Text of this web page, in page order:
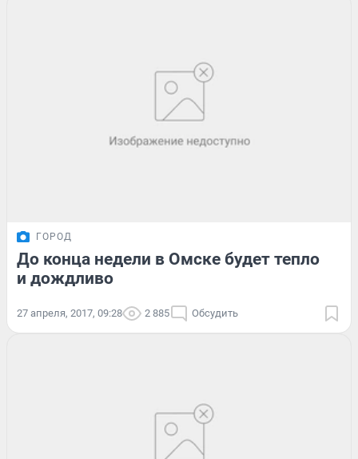
ГОРОД
До конца недели в Омске будет тепло
и дождливо
27 апреля, 2017, 09:28 2 885 Обсудить